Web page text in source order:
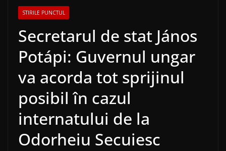
STIRILE PUNCTUL
Secretarul de stat János
Potápi: Guvernul ungar
va acorda tot sprijinul
posibil în cazul
internatului de la
Odorheiu Secuiesc